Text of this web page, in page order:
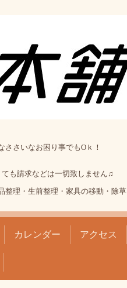
さいなお困り事でもOｋ！
も請求などは一切致しません♫
整理・生前整理・家具の移動・除草
カレンダー アクセス